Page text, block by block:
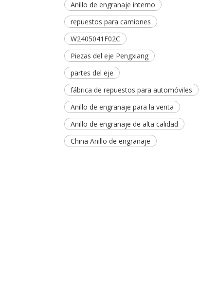
Anillo de engranaje interno
repuestos para camiones
W2405041F02C
Piezas del eje Pengxiang
partes del eje
fábrica de repuestos para automóviles
Anillo de engranaje para la venta
Anillo de engranaje de alta calidad
China Anillo de engranaje